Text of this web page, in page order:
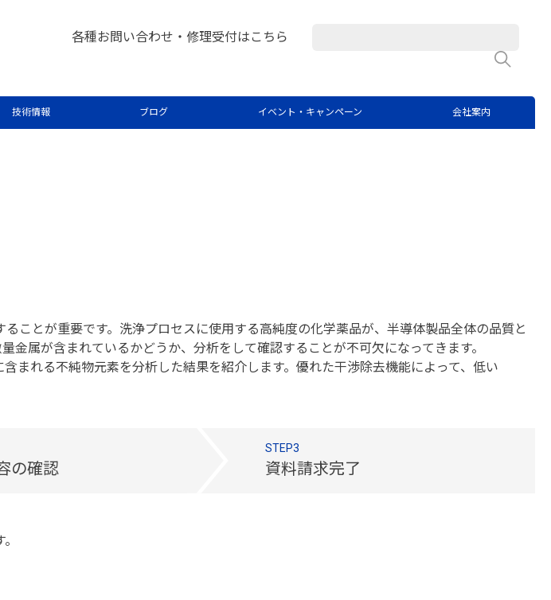
各種お問い合わせ・修理受付はこちら
会社案内
技術情報 ブログ イベント・キャンペーン
塩酸中の不純物分析
ことが重要です。洗浄プロセスに使用する高純度の化学薬品が、半導体製品全体の品質と
属が含まれているかどうか、分析をして確認することが不可欠になってきます。
まれる不純物元素を分析した結果を紹介します。優れた干渉除去機能によって、低い
の確認
STEP3
資料請求完了